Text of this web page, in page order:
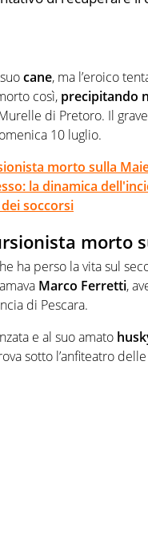
cane, ma l’eroico
così, precipitando
di Pretoro. Il
10 luglio.
morto sulla
la dinamica
soccorsi
morto
ha perso la vita sul
Marco Ferretti,
di Pescara.
e al suo amato
sotto l’anfiteatro